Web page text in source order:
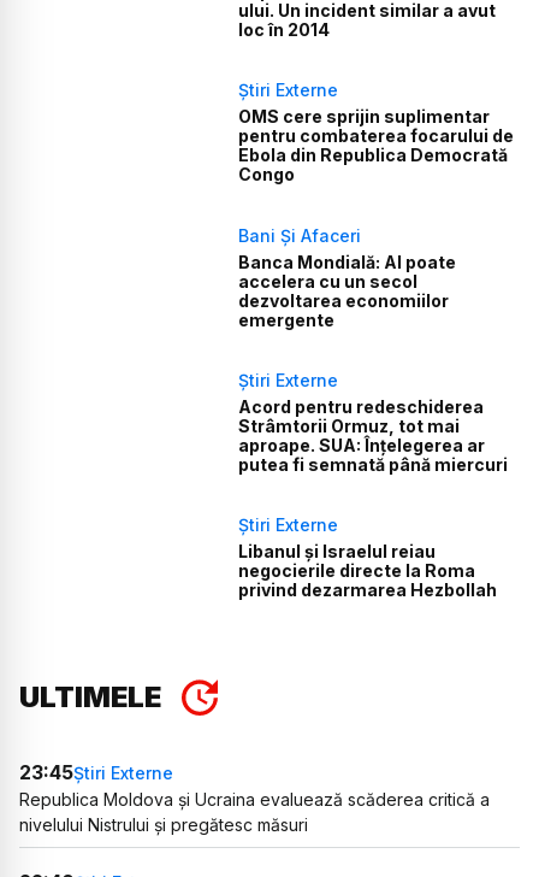
ului. Un incident similar a avut
loc în 2014
Știri Externe
OMS cere sprijin suplimentar
pentru combaterea focarului de
Ebola din Republica Democrată
Congo
Bani Și Afaceri
Banca Mondială: AI poate
accelera cu un secol
dezvoltarea economiilor
emergente
Știri Externe
Acord pentru redeschiderea
Strâmtorii Ormuz, tot mai
aproape. SUA: Înțelegerea ar
putea fi semnată până miercuri
Știri Externe
Libanul și Israelul reiau
negocierile directe la Roma
privind dezarmarea Hezbollah
ULTIMELE
23:45Știri Externe
Republica Moldova și Ucraina evaluează scăderea critică a
nivelului Nistrului și pregătesc măsuri